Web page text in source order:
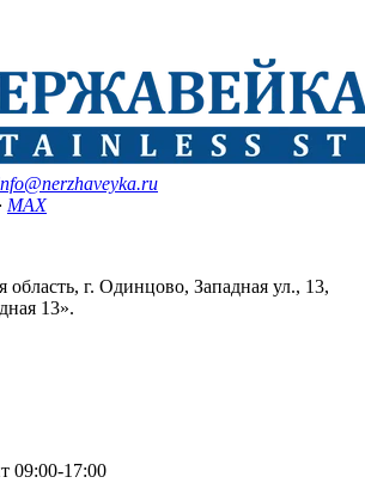
· MAX
г. Одинцово, Западная ул., 13,
13».
09:00-17:00